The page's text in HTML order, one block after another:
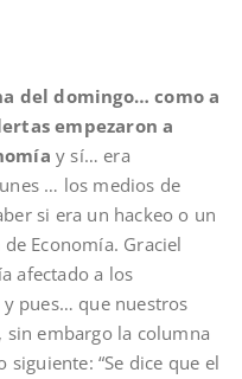
del domingo… como a
empezaron a
y sí… era
… los medios de
si era un hackeo o un
Economía. Graciel
afectado a los
pues… que nuestros
sin embargo la columna
siguiente: “Se dice que el